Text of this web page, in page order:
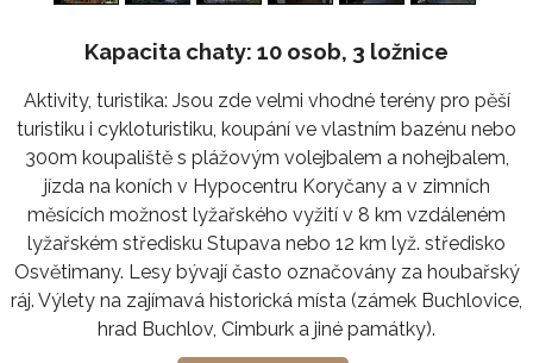
Kapacita chaty: 10 osob, 3 ložnice
Aktivity, turistika: Jsou zde velmi vhodné terény pro pěší
turistiku i cykloturistiku, koupání ve vlastním bazénu nebo
300m koupaliště s plážovým volejbalem a nohejbalem,
jízda na koních v Hypocentru Koryčany a v zimních
měsících možnost lyžařského vyžití v 8 km vzdáleném
lyžařském středisku Stupava nebo 12 km lyž. středisko
Osvětimany. Lesy bývají často označovány za houbařský
ráj. Výlety na zajímavá historická místa (zámek Buchlovice,
hrad Buchlov, Cimburk a jiné památky).